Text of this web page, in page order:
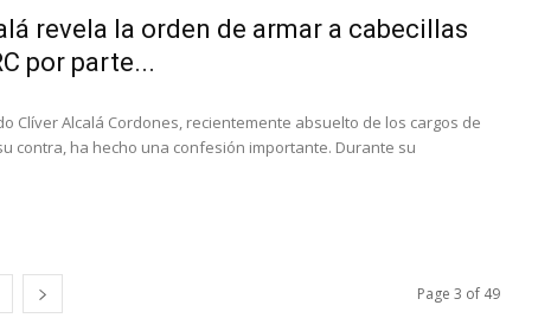
revela la orden de armar a cabecillas
por parte...
Clíver Alcalá Cordones, recientemente absuelto de los cargos de
contra, ha hecho una confesión importante. Durante su
Page 3 of 49